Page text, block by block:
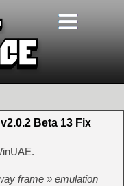
Beta 13 Fix
frame » emulation